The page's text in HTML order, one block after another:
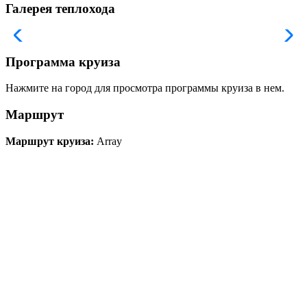
Галерея теплохода
Программа круиза
Нажмите на город для просмотра программы круиза в нем.
Маршрут
Маршрут круиза: Array